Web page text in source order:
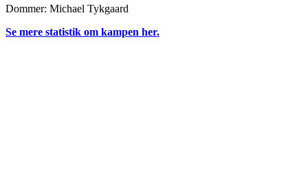
Dommer: Michael Tykgaard
Se mere statistik om kampen her.